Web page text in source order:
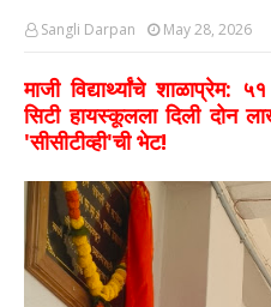
Sangli Darpan May 28, 2026
माजी विद्यार्थ्यांचे शाळाप्रेम:
सिटी हायस्कूलला दिली दोन
'सीसीटीव्ही'ची भेट!